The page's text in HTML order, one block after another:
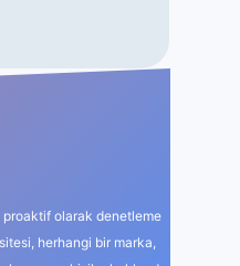
proaktif olarak denetleme
herhangi bir marka,